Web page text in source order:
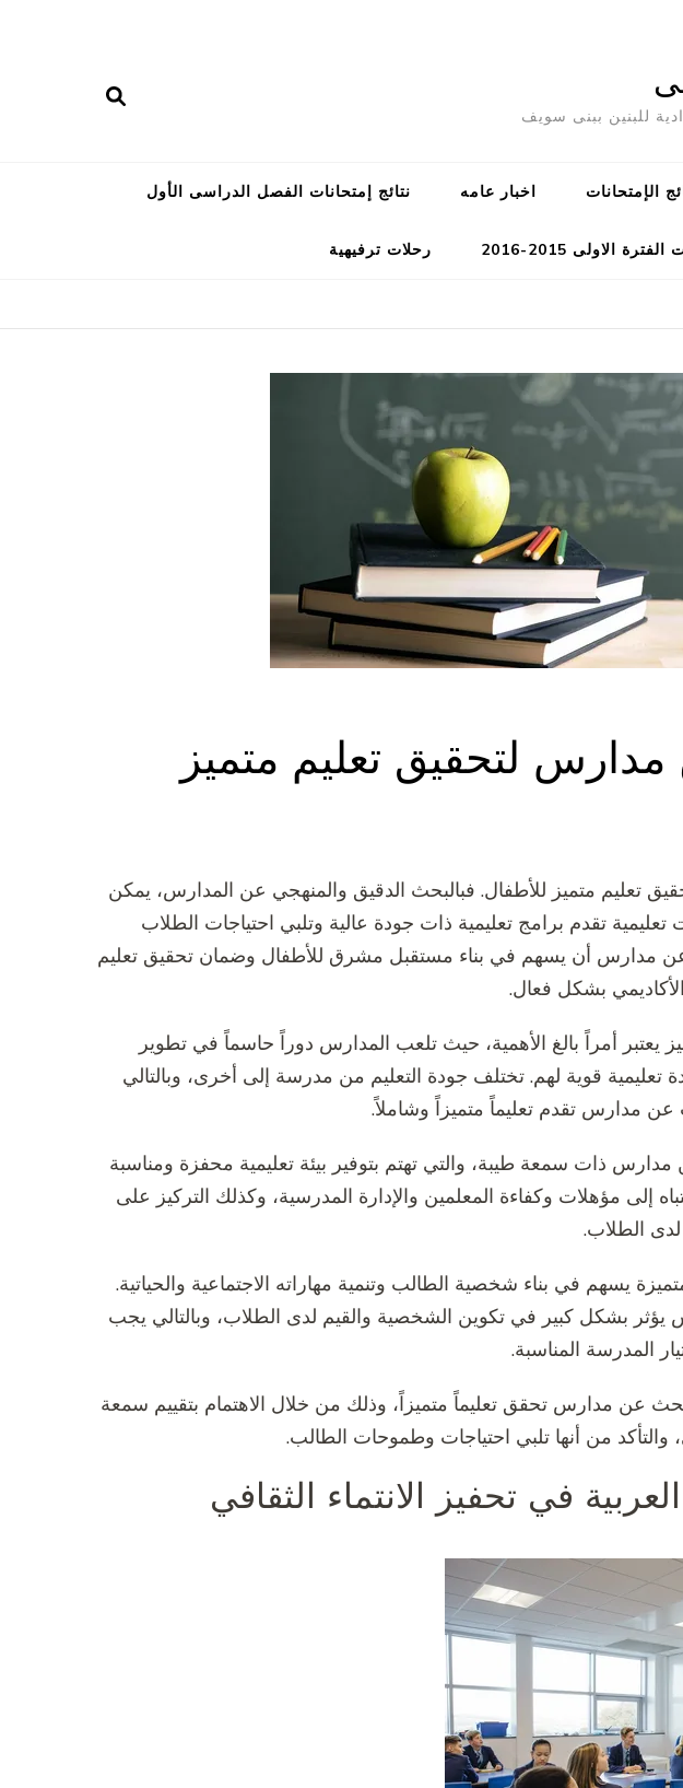
للبنين ببنى سويف
الإمتحانات اخبار عامه نتائج إمتحانات الفصل الدراسى الأول
الاولى 2015-2016 رحلات ترفيهية
لتحقيق تعليم متميز
تعليم متميز للأطفال. فبالبحث الدقيق والمنهجي عن المدارس، يمكن
تقدم برامج تعليمية ذات جودة عالية وتلبي احتياجات الطلاب
مدارس أن يسهم في بناء مستقبل مشرق للأطفال وضمان تحقيق تعليم
بشكل فعال.
أمراً بالغ الأهمية، حيث تلعب المدارس دوراً حاسماً في تطوير
قوية لهم. تختلف جودة التعليم من مدرسة إلى أخرى، وبالتالي
عن مدارس تقدم تعليماً متميزاً وشاملاً.
ذات سمعة طيبة، والتي تهتم بتوفير بيئة تعليمية محفزة ومناسبة
إلى مؤهلات وكفاءة المعلمين والإدارة المدرسية، وكذلك التركيز على
لدى الطلاب.
يسهم في بناء شخصية الطالب وتنمية مهاراته الاجتماعية والحياتية.
يؤثر بشكل كبير في تكوين الشخصية والقيم لدى الطلاب، وبالتالي يجب
المدرسة المناسبة.
عن مدارس تحقق تعليماً متميزاً، وذلك من خلال الاهتمام بتقييم سمعة
والتأكد من أنها تلبي احتياجات وطموحات الطالب.
في تحفيز الانتماء الثقافي